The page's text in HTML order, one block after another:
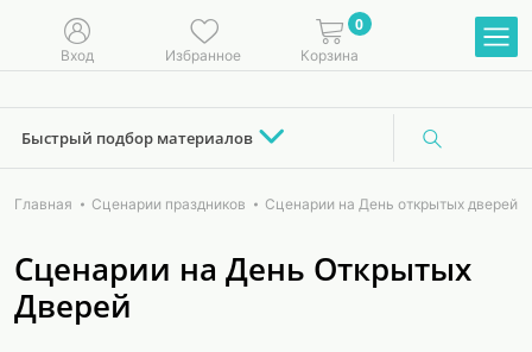
Вход Избранное
0
Корзина
Быстрый подбор материалов
Главная Сценарии праздников Сценарии на День открытых дверей
Сценарии на День Открытых
Дверей